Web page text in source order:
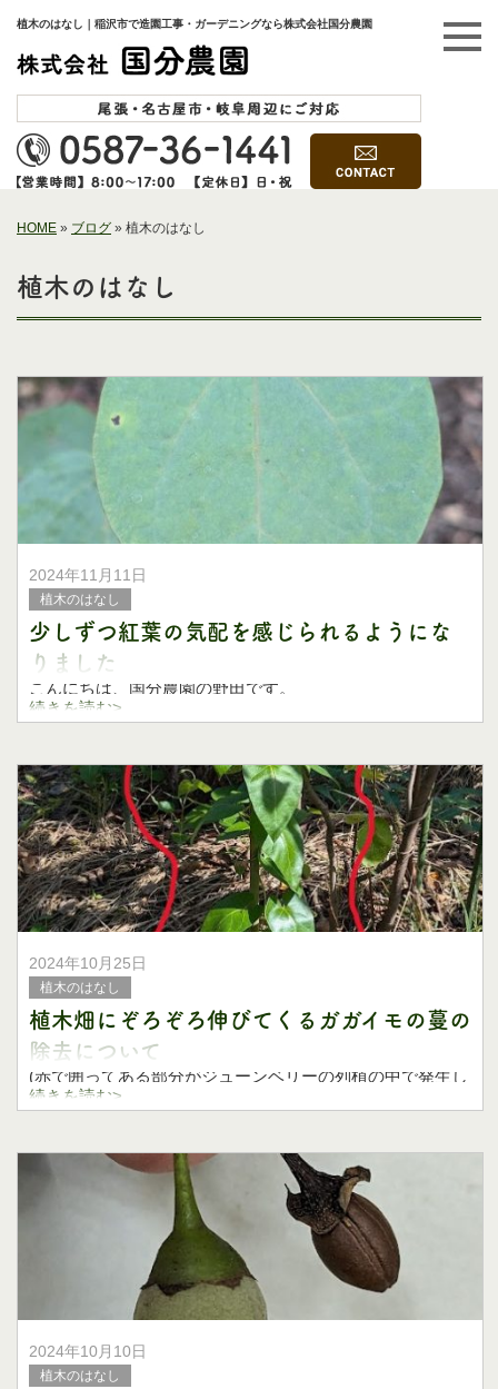
植木のはなし｜稲沢市で造園工事・ガーデニングなら株式会社国分農園
HOME » ブログ » 植木のはなし
植木のはなし
2024年11月11日
植木のはなし
少しずつ紅葉の気配を感じられるようにな
りました
こんにちは、国分農園の野田です。
毎年この時期になると、植木畑のマルバノキのハート型の
じていました。
ただ、今年の夏の異常な暑さの影響でしょうか。
続きを読む>
2024年10月25日
植木のはなし
植木畑にぞろぞろ伸びてくるガガイモの蔓の
除去について
(赤で囲ってある部分がジューンベリーの列植の中で発生し
ているガガイモです)
初夏のころから植木畑でよく見かける蔓性の植物、ガガイ
植えの写真にあるように、植木の
続きを読む>
2024年10月10日
植木のはなし